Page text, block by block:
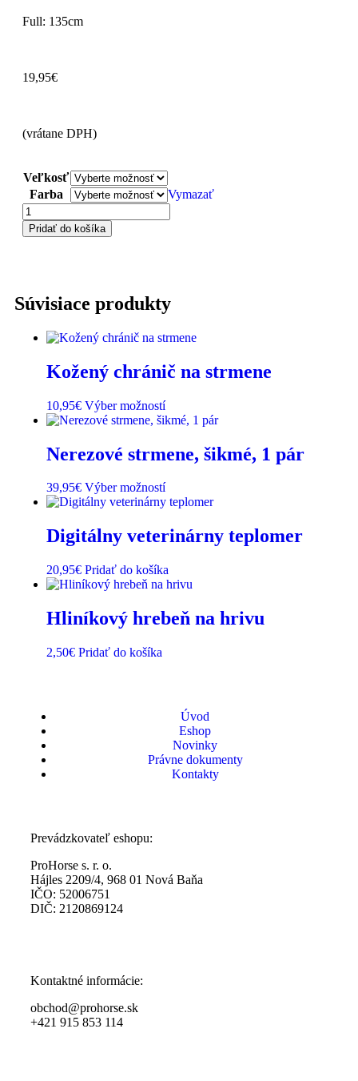
Full: 135cm
19,95€
(vrátane DPH)
Veľkosť
Farba
Vymazať
Pridať do košíka
Súvisiace produkty
Kožený chránič na strmene
10,95€ Výber možností
Nerezové strmene, šikmé, 1 pár
39,95€ Výber možností
Digitálny veterinárny teplomer
20,95€ Pridať do košíka
Hliníkový hrebeň na hrivu
2,50€ Pridať do košíka
Úvod
Eshop
Novinky
Právne dokumenty
Kontakty
Prevádzkovateľ eshopu:
ProHorse s. r. o.
Hájles 2209/4, 968 01 Nová Baňa
IČO: 52006751
DIČ: 2120869124
Kontaktné informácie:
obchod@prohorse.sk
+421 915 853 114